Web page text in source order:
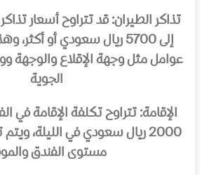
إلى 5700 ريال سعودي أو
عوامل مثل وجهة الإقلاع والوجهة
الجوية
2000 ريال سعودي في الليلة،
مستوى الفندق